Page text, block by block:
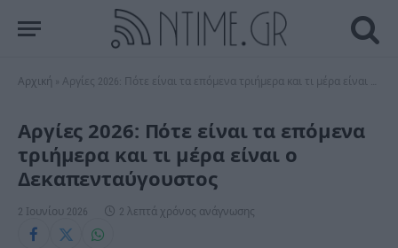
Αρχική Αργίες 2026: Πότε είναι τα επόμενα τριήμερα και τι μέρα είναι ο Δεκαπενταύγουστος
Αργίες 2026: Πότε είναι τα επόμενα
τριήμερα και τι μέρα είναι ο
Δεκαπενταύγουστος
2 Ιουνίου 2026 2 λεπτά χρόνος ανάγνωσης